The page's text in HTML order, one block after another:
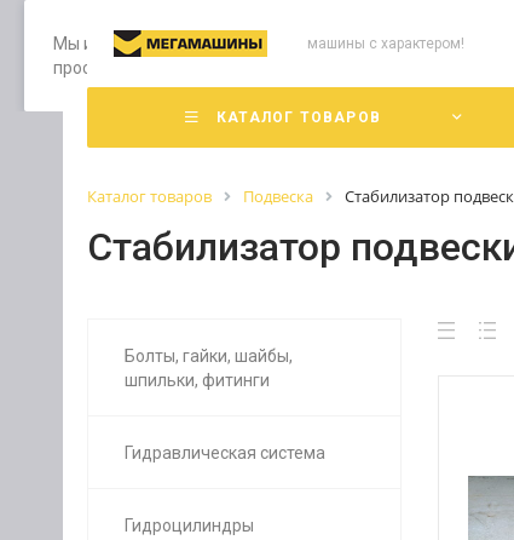
Мы используем файлы cookie, разработанные нашими
просмотр страниц нашего сайта, вы принимаете
машины с характером!
КАТАЛОГ ТОВАРОВ
Каталог товаров Подвеска Стабилизатор
Стабилизатор
Болты, гайки, шайбы,
шпильки, фитинги
Гидравлическая система
Гидроцилиндры